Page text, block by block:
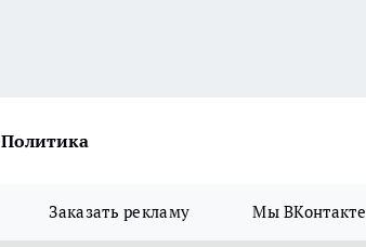
Политика
Заказать рекламу Мы ВКонтакте